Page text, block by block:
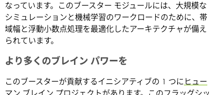
なっています。このブースター モジュールには、大規模な
シミュレーションと機械学習のワークロードのために、帯
域幅と浮動小数点処理を最適化したアーキテクチャが備え
られています。
より多くのブレイン パワーを
このブースターが貢献するイニシアティブの 1 つに ヒュー